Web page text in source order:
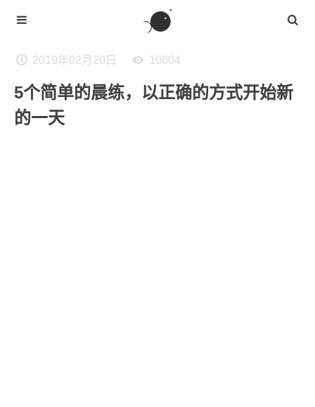
2019年02月20日 10604
5个简单的晨练，以正确的方式开始新
的一天